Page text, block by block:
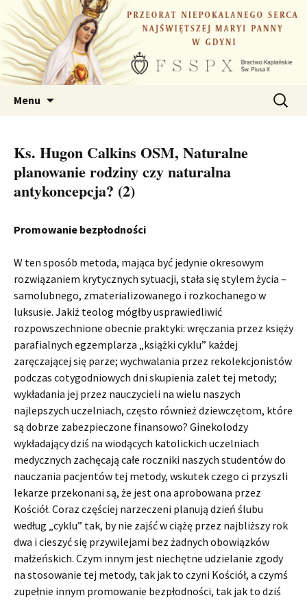
Przejdź
do
treści
Menu Szukaj:
Ks. Hugon Calkins OSM, Naturalne
planowanie rodziny czy naturalna
antykoncepcja? (2)
Promowanie bezpłodności
W ten sposób metoda, mająca być jedynie okresowym
rozwiązaniem krytycznych sytuacji, stała się stylem życia –
samolubnego, zmaterializowanego i rozkochanego w
luksusie. Jakiż teolog mógłby usprawiedliwić
rozpowszechnione obecnie praktyki: wręczania przez księży
parafialnych egzemplarza „książki cyklu” każdej
zaręczającej się parze; wychwalania przez rekolekcjonistów
podczas cotygodniowych dni skupienia zalet tej metody;
wykładania jej przez nauczycieli na wielu naszych
najlepszych uczelniach, często również dziewczętom, które
są dobrze zabezpieczone finansowo? Ginekolodzy
wykładający dziś na wiodących katolickich uczelniach
medycznych zachęcają całe roczniki naszych studentów do
nauczania pacjentów tej metody, wskutek czego ci przyszli
lekarze przekonani są, że jest ona aprobowana przez
Kościół. Coraz częściej narzeczeni planują dzień ślubu
według „cyklu” tak, by nie zajść w ciążę przez najbliższy rok
dwa i cieszyć się przywilejami bez żadnych obowiązków
małżeńskich. Czym innym jest niechętne udzielanie zgody
na stosowanie tej metody, tak jak to czyni Kościół, a czymś
zupełnie innym promowanie bezpłodności, tak jak to dziś